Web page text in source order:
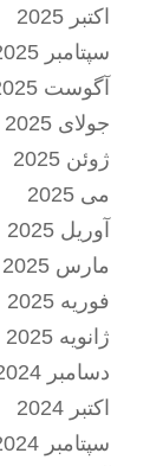
اکتبر 2025
سپتامبر 2025
آگوست 2025
جولای 2025
ژوئن 2025
می 2025
آوریل 2025
مارس 2025
فوریه 2025
ژانویه 2025
دسامبر 2024
اکتبر 2024
سپتامبر 2024